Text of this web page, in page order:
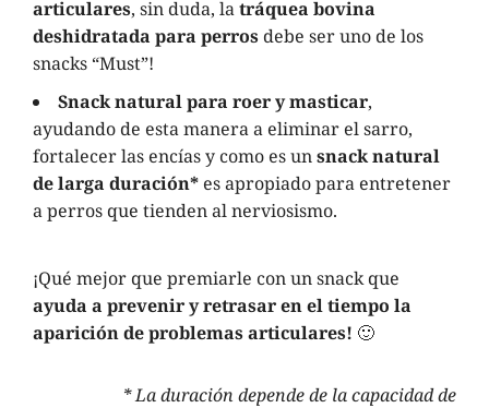
articulares, sin duda, latráquea bovina
deshidratada para perrosdebe ser uno de los
snacks “Must”!
Snack natural para roer y masticar,
ayudando de esta manera a eliminar el sarro,
fortalecer las encías y como es unsnack natural
de larga duración*es apropiado para entretener
a perros que tienden al nerviosismo.
¡Qué mejor que premiarle con un snack que
ayuda a prevenir y retrasar en el tiempo la
aparición de problemas articulares! 🙂
* La duración depende de la capacidad de